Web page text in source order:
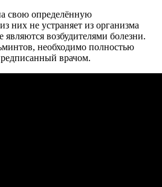
свою определённую
них не устраняет из организма
являются возбудителями болезни.
необходимо полностью
врачом.